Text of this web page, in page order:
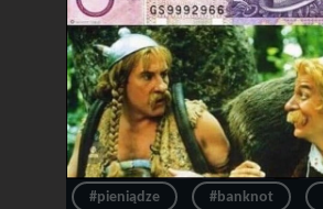
#pieniądze #banknot